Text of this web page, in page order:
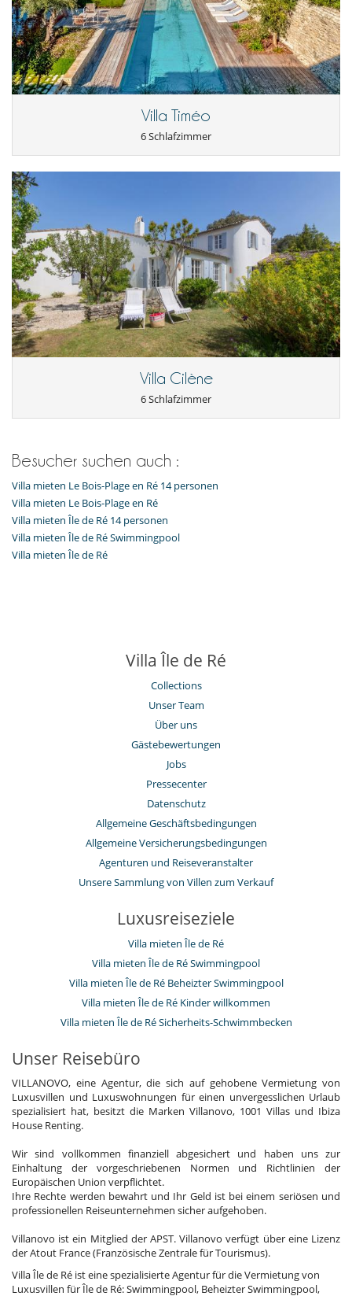
Villa Timéo
6 Schlafzimmer
Villa Cilène
6 Schlafzimmer
Besucher suchen auch :
Villa mieten Le Bois-Plage en Ré 14 personen
Villa mieten Le Bois-Plage en Ré
Villa mieten Île de Ré 14 personen
Villa mieten Île de Ré Swimmingpool
Villa mieten Île de Ré
Villa Île de Ré
Collections
Unser Team
Über uns
Gästebewertungen
Jobs
Pressecenter
Datenschutz
Allgemeine Geschäftsbedingungen
Allgemeine Versicherungsbedingungen
Agenturen und Reiseveranstalter
Unsere Sammlung von Villen zum Verkauf
Luxusreiseziele
Villa mieten Île de Ré
Villa mieten Île de Ré Swimmingpool
Villa mieten Île de Ré Beheizter Swimmingpool
Villa mieten Île de Ré Kinder willkommen
Villa mieten Île de Ré Sicherheits-Schwimmbecken
Unser Reisebüro
VILLANOVO, eine Agentur, die sich auf gehobene Vermietung von
Luxusvillen und Luxuswohnungen für einen unvergesslichen Urlaub
spezialisiert hat, besitzt die Marken Villanovo, 1001 Villas und Ibiza
House Renting.
Wir sind vollkommen finanziell abgesichert und haben uns zur
Einhaltung der vorgeschriebenen Normen und Richtlinien der
Europäischen Union verpflichtet.
Ihre Rechte werden bewahrt und Ihr Geld ist bei einem seriösen und
professionellen Reiseunternehmen sicher aufgehoben.
Villanovo ist ein Mitglied der APST. Villanovo verfügt über eine Lizenz
der Atout France (Französische Zentrale für Tourismus).
Villa Île de Ré ist eine spezialisierte Agentur für die Vermietung von
Luxusvillen für Île de Ré: Swimmingpool, Beheizter Swimmingpool,